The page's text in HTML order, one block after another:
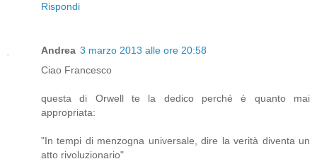
Rispondi
Andrea 3 marzo 2013 alle ore 20:58
Ciao Francesco
questa di Orwell te la dedico perché è quanto mai
appropriata:
"In tempi di menzogna universale, dire la verità diventa un
atto rivoluzionario"